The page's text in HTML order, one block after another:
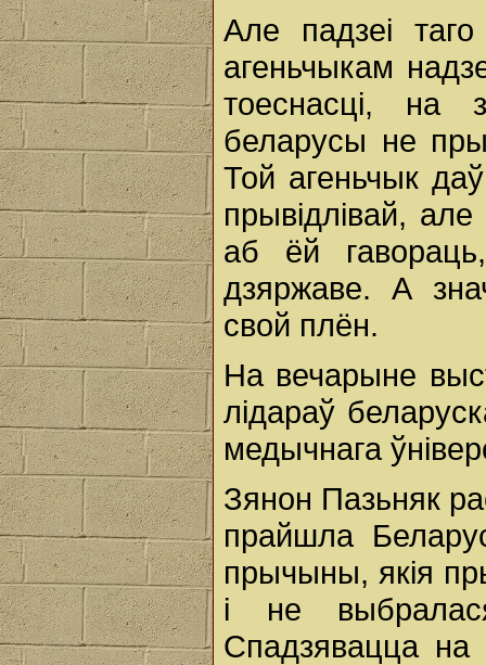
Але падзеі
агеньчыкам
тоеснасці, на
беларусы не
Той агеньчык
прывідлівай,
аб ёй
дзяржаве. А
свой плён.
На вечарыне
лідараў
медычнага
Зянон Пазьняк
прайшла
прычыны, якія
і не
Спадзявацца